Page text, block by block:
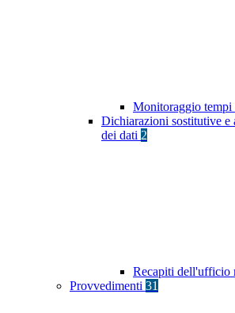
Monitoraggio tempi
Dichiarazioni sostitutive
dei dati 2
Recapiti dell'ufficio
Provvedimenti 31